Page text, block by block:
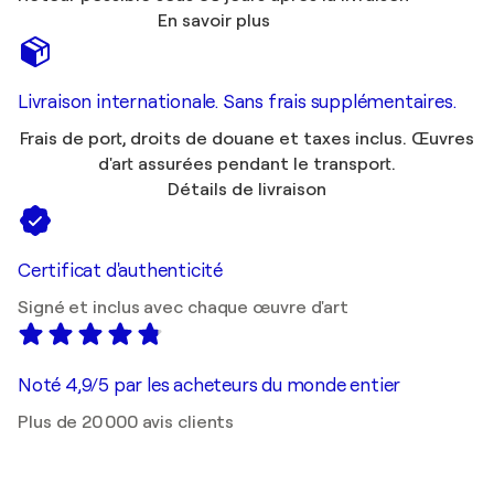
En savoir plus
Livraison internationale. Sans frais supplémentaires.
Frais de port, droits de douane et taxes inclus. Œuvres
d'art assurées pendant le transport.
Détails de livraison
Certificat d'authenticité
Signé et inclus avec chaque œuvre d'art
Noté 4,9/5 par les acheteurs du monde entier
Plus de 20 000 avis clients